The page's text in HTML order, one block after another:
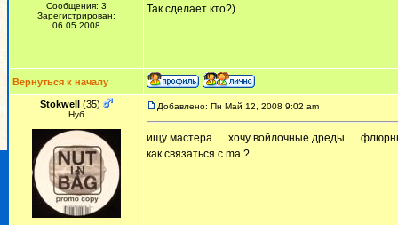
Сообщения: 3
Зарегистрирован:
06.05.2008
Так сделает кто?)
Вернуться к началу
Stokwell (35)
Нуб
Добавлено: Пн Май 12, 2008 9:02 am
ищу мастера .... хочу войлочные дреды ....
как связаться с ma ?